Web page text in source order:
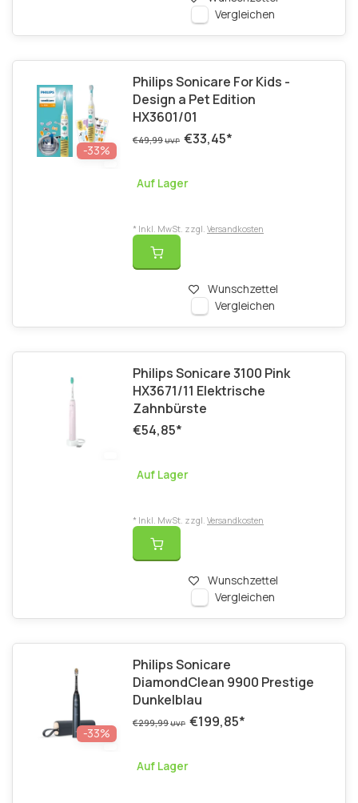
Vergleichen
-33%
Philips Sonicare For Kids -
Design a Pet Edition
HX3601/01
€49,99UVP €33,45*
Auf Lager
Wunschzettel
Vergleichen
* Inkl. MwSt. zzgl. Versandkosten
Philips Sonicare 3100 Pink
HX3671/11 Elektrische
Zahnbürste
€54,85*
Auf Lager
Wunschzettel
Vergleichen
* Inkl. MwSt. zzgl. Versandkosten
-33%
Philips Sonicare
DiamondClean 9900 Prestige
Dunkelblau
€299,99UVP €199,85*
Auf Lager